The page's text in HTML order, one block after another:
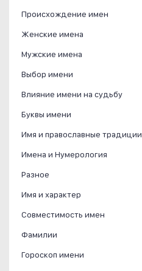
Происхождение имен
Женские имена
Мужские имена
Выбор имени
Влияние имени на судьбу
Буквы имени
Имя и православные традиции
Имена и Нумерология
Разное
Имя и характер
Совместимость имен
Фамилии
Гороскоп имени